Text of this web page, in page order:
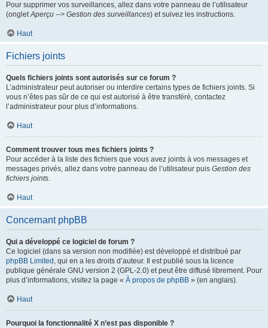
Pour supprimer vos surveillances, allez dans votre panneau de l’utilisateur
(ongletAperçu --> Gestion des surveillances) et suivez les instructions.
Haut
Fichiers joints
Quels fichiers joints sont autorisés sur ce forum ?
L’administrateur peut autoriser ou interdire certains types de fichiers joints. Si
vous n’êtes pas sûr de ce qui est autorisé à être transféré, contactez
l’administrateur pour plus d’informations.
Haut
Comment trouver tous mes fichiers joints ?
Pour accéder à la liste des fichiers que vous avez joints à vos messages et
messages privés, allez dans votre panneau de l’utilisateur puis Gestion des
fichiers joints.
Haut
Concernant phpBB
Qui a développé ce logiciel de forum ?
Ce logiciel (dans sa version non modifiée) est développé et distribué par
phpBB Limited , qui en a les droits d’auteur. Il est publié sous la licence
publique générale GNU version 2 (GPL-2.0) et peut être diffusé librement. Pour
plus d’informations, visitez la page « À propos de phpBB » (en anglais).
Haut
Pourquoi la fonctionnalité X n’est pas disponible ?